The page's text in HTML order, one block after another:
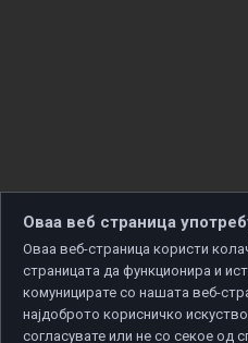
Оваа веб страница
Оваа веб-страница користи
страницата да функционира и
комуницирате со нашата веб-
најдоброто корисничко
согласувате или не со секое од